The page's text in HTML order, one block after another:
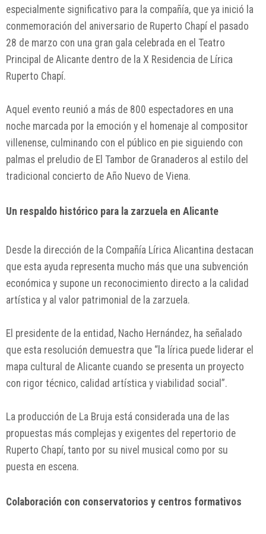
especialmente significativo para la compañía, que ya inició la
conmemoración del aniversario de Ruperto Chapí el pasado
28 de marzo con una gran gala celebrada en el Teatro
Principal de Alicante dentro de la X Residencia de Lírica
Ruperto Chapí.
Aquel evento reunió a más de 800 espectadores en una
noche marcada por la emoción y el homenaje al compositor
villenense, culminando con el público en pie siguiendo con
palmas el preludio de El Tambor de Granaderos al estilo del
tradicional concierto de Año Nuevo de Viena.
Un respaldo histórico para la zarzuela en Alicante
Desde la dirección de la Compañía Lírica Alicantina destacan
que esta ayuda representa mucho más que una subvención
económica y supone un reconocimiento directo a la calidad
artística y al valor patrimonial de la zarzuela.
El presidente de la entidad, Nacho Hernández, ha señalado
que esta resolución demuestra que “la lírica puede liderar el
mapa cultural de Alicante cuando se presenta un proyecto
con rigor técnico, calidad artística y viabilidad social”.
La producción de La Bruja está considerada una de las
propuestas más complejas y exigentes del repertorio de
Ruperto Chapí, tanto por su nivel musical como por su
puesta en escena.
Colaboración con conservatorios y centros formativos